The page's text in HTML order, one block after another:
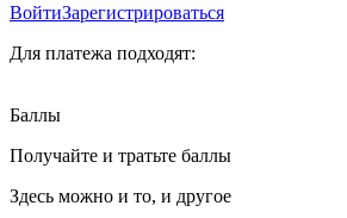
ВойтиЗарегистрироваться
Для платежа подходят:
Баллы
Получайте и тратьте баллы
Здесь можно и то, и другое